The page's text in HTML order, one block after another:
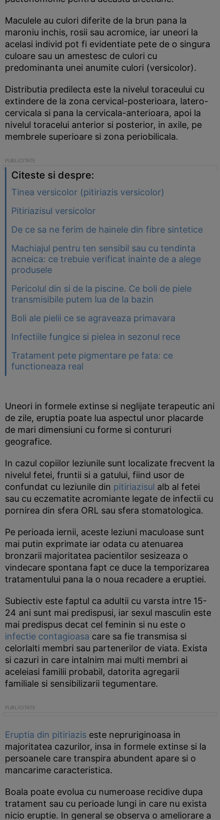
Maculele au culori diferite de la brun pana la
maroniu inchis, rosii sau acromice, iar uneori la
acelasi individ pot fi evidentiate pete de o singura
culoare sau un amestesc de culori cu
predominanta unei anumite culori (versicolor).
Distributia predilecta este la nivelul toraceului cu
extindere de la zona cervical-posterioara, latero-
cervicala si pana la cervicala-anterioara, apoi la
nivelul toracelui anterior si posterior, in axile, pe
membrele superioare si zona periobilicala.
Citeste si despre:
Tinea versicolor (pitiriazis versicolor)
Pitiriazisul versicolor
De ce sa ne ferim de hainele din fibre sintetice
Machiajul pentru ten sensibil sau cu tendinta
acneica: ce trebuie verificat inainte de a alege
produsele
Pericolul din si de la piscine. Ce boli de piele
transmisibile putem lua de la bazin
Boli ale pielii ce se agraveaza primavara
Infectiile fungice si pielea in sezonul rece
Tratament pete pigmentare pe fata: ce
functioneaza real
Uneori in formele extinse si neglijate terapeutic ani
de zile, eruptia poate lua aspectul unor placarde
de mari dimensiuni cu forme si contururi
geografice.
In cazul copiilor leziunile sunt localizate frecvent la
nivelul fetei, fruntii si a gatului, fiind usor de
confundat cu leziunile din pitiriazisul alb al fetei
sau cu eczematite acromiante legate de infectii cu
pornirea din sfera ORL sau sfera stomatologica.
Pe perioada iernii, aceste leziuni maculoase sunt
mai putin exprimate iar odata cu atenuarea
bronzarii majoritatea pacientilor sesizeaza o
vindecare spontana fapt ce duce la temporizarea
tratamentului pana la o noua recadere a eruptiei.
Subiectiv este faptul ca adultii cu varsta intre 15-
24 ani sunt mai predispusi, iar sexul masculin este
mai predispus decat cel feminin si nu este o
infectie contagioasa care sa fie transmisa si
celorlalti membri sau partenerilor de viata. Exista
si cazuri in care intalnim mai multi membri ai
aceleiasi familii probabil, datorita agregarii
familiale si sensibilizarii tegumentare.
Eruptia din pitiriazis este nepruriginoasa in
majoritatea cazurilor, insa in formele extinse si la
persoanele care transpira abundent apare si o
mancarime caracteristica.
Boala poate evolua cu numeroase recidive dupa
tratament sau cu perioade lungi in care nu exista
nicio eruptie. In general se observa o ameliorare a